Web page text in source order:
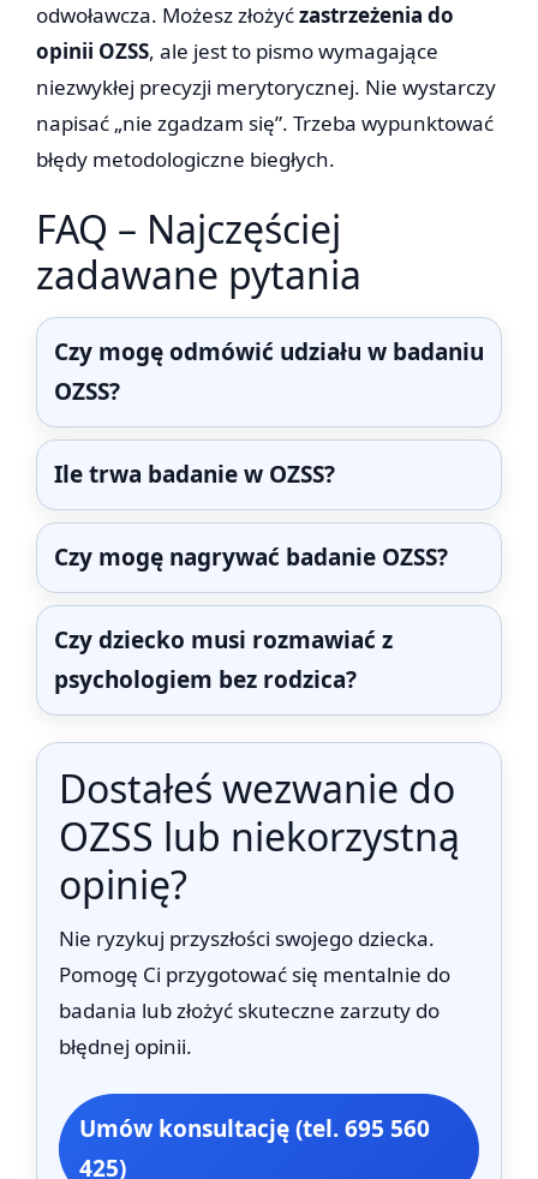
odwoławcza. Możesz złożyćzastrzeżenia do
opinii OZSS, ale jest to pismo wymagające
niezwykłej precyzji merytorycznej. Nie wystarczy
napisać „nie zgadzam się”. Trzeba wypunktować
błędy metodologiczne biegłych.
FAQ – Najczęściej
zadawane pytania
Czy mogę odmówić udziału w badaniu
OZSS?
Ile trwa badanie w OZSS?
Czy mogę nagrywać badanie OZSS?
Czy dziecko musi rozmawiać z
psychologiem bez rodzica?
Dostałeś wezwanie do
OZSS lub niekorzystną
opinię?
Nie ryzykuj przyszłości swojego dziecka.
Pomogę Ci przygotować się mentalnie do
badania lub złożyć skuteczne zarzuty do
błędnej opinii.
Umów konsultację (tel. 695 560
425)